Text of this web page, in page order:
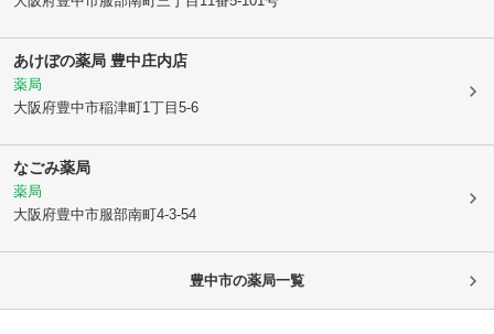
あけぼの薬局 豊中庄内店
薬局
大阪府豊中市稲津町1丁目5-6
なごみ薬局
薬局
大阪府豊中市服部南町4-3-54
豊中市の薬局一覧